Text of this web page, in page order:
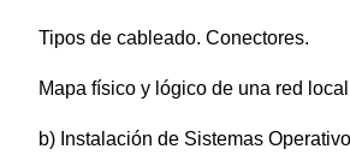
Tipos de cableado. Conectores.
Mapa físico y lógico de una red
b) Instalación de Sistemas